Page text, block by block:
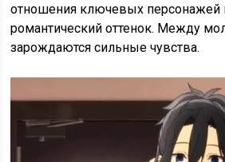
отношения ключевых персонажей
романтический оттенок. Между
зарождаются сильные чувства.